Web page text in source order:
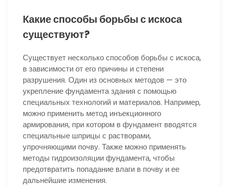
Какие способы борьбы с искоса
существуют?
Существует несколько способов борьбы с искоса,
в зависимости от его причины и степени
разрушения. Один из основных методов — это
укрепление фундамента здания с помощью
специальных технологий и материалов. Например,
можно применить метод инъекционного
армирования, при котором в фундамент вводятся
специальные шприцы с растворами,
упрочняющими почву. Также можно применять
методы гидроизоляции фундамента, чтобы
предотвратить попадание влаги в почву и ее
дальнейшие изменения.